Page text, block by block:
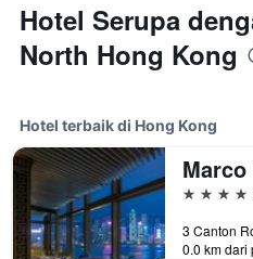
Hotel Serupa
North Hong Kong
Hotel terbaik di Hong Kong
5 bintang
0.0 km dari